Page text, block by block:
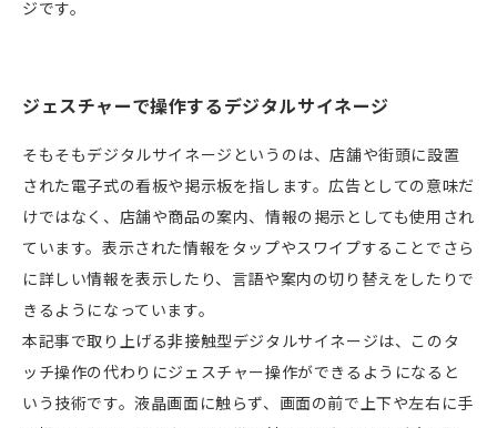
ジです。
ジェスチャーで操作するデジタルサイネージ
そもそもデジタルサイネージというのは、店舗や街頭に設置
された電子式の看板や掲示板を指します。広告としての意味だ
けではなく、店舗や商品の案内、情報の掲示としても使用され
ています。表示された情報をタップやスワイプすることでさら
に詳しい情報を表示したり、言語や案内の切り替えをしたりで
きるようになっています。
本記事で取り上げる非接触型デジタルサイネージは、このタ
ッチ操作の代わりにジェスチャー操作ができるようになると
いう技術です。液晶画面に触らず、画面の前で上下や左右に手